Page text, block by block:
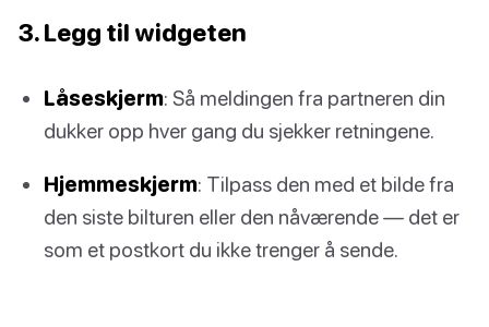
3. Legg til widgeten
Låseskjerm: Så meldingen fra partneren din
dukker opp hver gang du sjekker retningene.
Hjemmeskjerm: Tilpass den med et bilde fra
den siste bilturen eller den nåværende — det er
som et postkort du ikke trenger å sende.